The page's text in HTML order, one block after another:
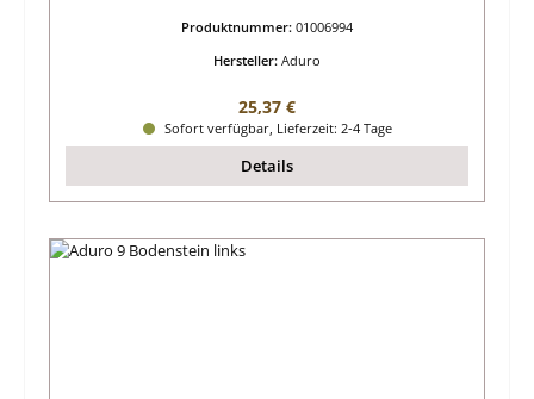
Produktnummer: 01006994
Hersteller: Aduro
Regulärer Preis:
25,37 €
Sofort verfügbar, Lieferzeit: 2-4 Tage
Details